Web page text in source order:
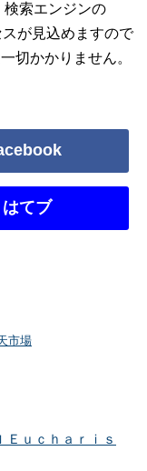
検索エンジンの
が見込めますので
切かかりません。
はてブ
市場
Ｅｕｃｈａｒｉｓ